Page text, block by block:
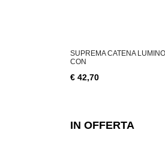
SUPREMA CATENA
CON
€ 42,70
IN OFFERTA